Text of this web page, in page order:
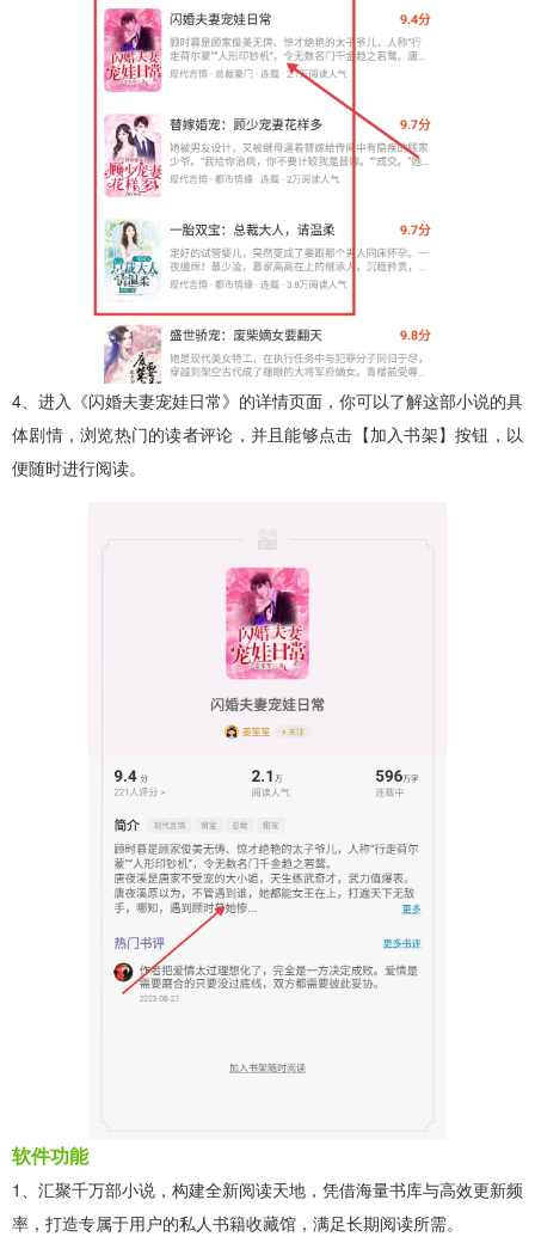
4、进入《闪婚夫妻宠娃日常》的详情页面，你可以了解这部小说的具
体剧情，浏览热门的读者评论，并且能够点击【加入书架】按钮，以
便随时进行阅读。
软件功能
1、汇聚千万部小说，构建全新阅读天地，凭借海量书库与高效更新频
率，打造专属于用户的私人书籍收藏馆，满足长期阅读所需。